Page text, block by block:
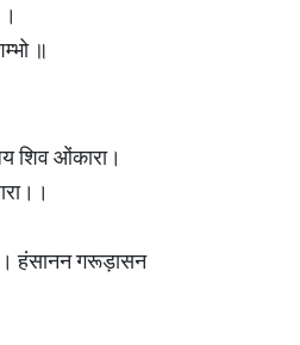
॥
शिव ओंकारा।
हंसानन गरूड़ासन